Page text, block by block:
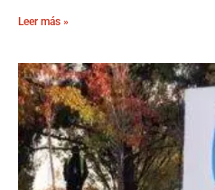
Leer más »